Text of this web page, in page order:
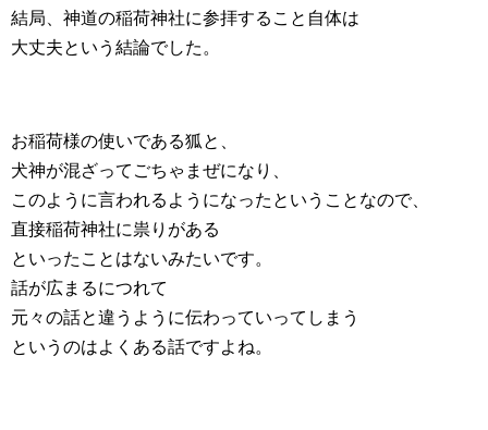
結局、神道の稲荷神社に参拝すること自体は
大丈夫という結論でした。
お稲荷様の使いである狐と、
犬神が混ざってごちゃまぜになり、
このように言われるようになったということなので、
直接稲荷神社に祟りがある
といったことはないみたいです。
話が広まるにつれて
元々の話と違うように伝わっていってしまう
というのはよくある話ですよね。